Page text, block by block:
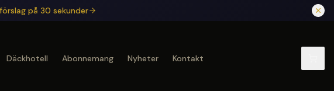
på 30 sekunder
Däckhotell Abonnemang Nyheter Kontakt